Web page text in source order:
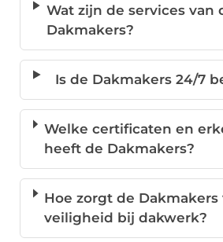
Wat zijn de services van
Dakmakers?
Is de Dakmakers 24/7
Welke certificaten en
heeft de Dakmakers?
Hoe zorgt de Dakmakers
veiligheid bij dakwerk?